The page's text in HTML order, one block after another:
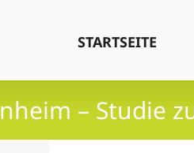
STARTSEITE
– Studie